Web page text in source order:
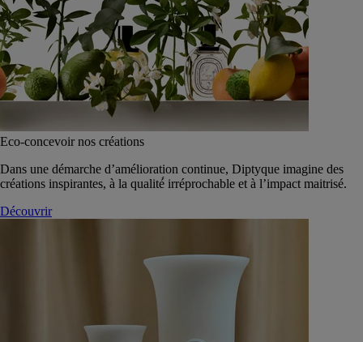
Eco-concevoir nos créations
Dans une démarche d’amélioration continue, Diptyque imagine des
créations inspirantes, à la qualité́ irréprochable et à l’impact maitrisé.
Découvrir